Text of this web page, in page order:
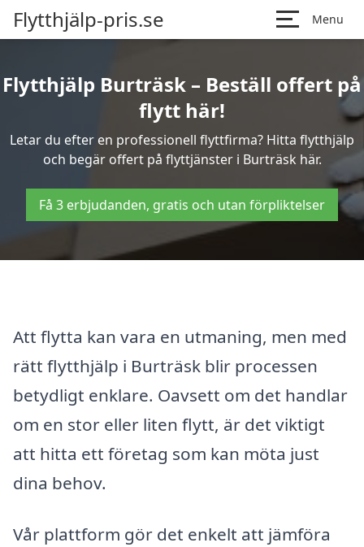
Flytthjälp-pris.se Menu
Flytthjälp Burträsk – Beställ offert på
flytt här!
Letar du efter en professionell flyttfirma? Hitta flytthjälp
och begär offert på flyttjänster i Burträsk här.
Få 3 erbjudanden, gratis och utan förpliktelser
Att flytta kan vara en utmaning, men med
rätt flytthjälp i Burträsk blir processen
betydligt enklare. Oavsett om det handlar
om en stor eller liten flytt, är det viktigt
att hitta ett företag som kan möta just
dina behov.
Vår plattform gör det enkelt att jämföra